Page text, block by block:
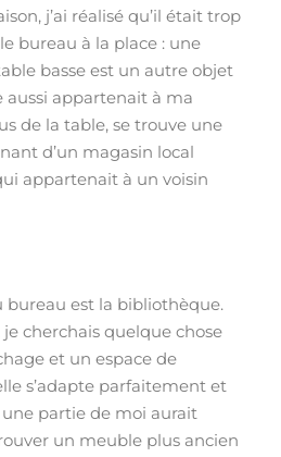
j’ai réalisé qu’il était trop
bureau à la place : une
basse est un autre objet
aussi appartenait à ma
de la table, se trouve une
d’un magasin local
appartenait à un voisin
bureau est la bibliothèque.
je cherchais quelque chose
et un espace de
s’adapte parfaitement et
partie de moi aurait
un meuble plus ancien